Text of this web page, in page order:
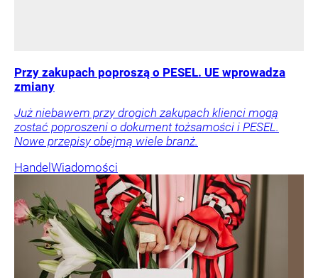
Przy zakupach poproszą o PESEL. UE wprowadza
zmiany
Już niebawem przy drogich zakupach klienci mogą
zostać poproszeni o dokument tożsamości i PESEL.
Nowe przepisy obejmą wiele branż.
Handel Wiadomości